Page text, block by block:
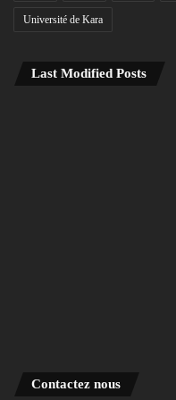
Université de Kara
Last Modified Posts
Contactez nous